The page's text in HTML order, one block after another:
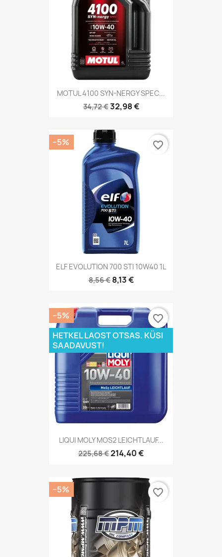
MOTUL 4100 SYN-NERGY SPEC...
34,72 €32,98 €
ELF EVOLUTION 700 STI 10W40 1L
8,56 € 8,13 €
−5% favorite_border
LIQUI MOLY MOS2 LEICHTLAUF...
225,68 €214,40 €
−5%
HETKEL LAOST OTSAS. KÜSI
SAADAVUST!
favorite_border
−5% favorite_border